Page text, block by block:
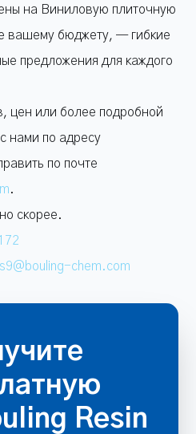
на Виниловую плиточную
вашему бюджету, — гибкие
предложения для каждого
цен или более подробной
нами по адресу
по почте
.
скорее.
chem.com
Resin